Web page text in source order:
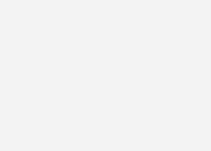
Seite aus.
die Montage mit
Jahre